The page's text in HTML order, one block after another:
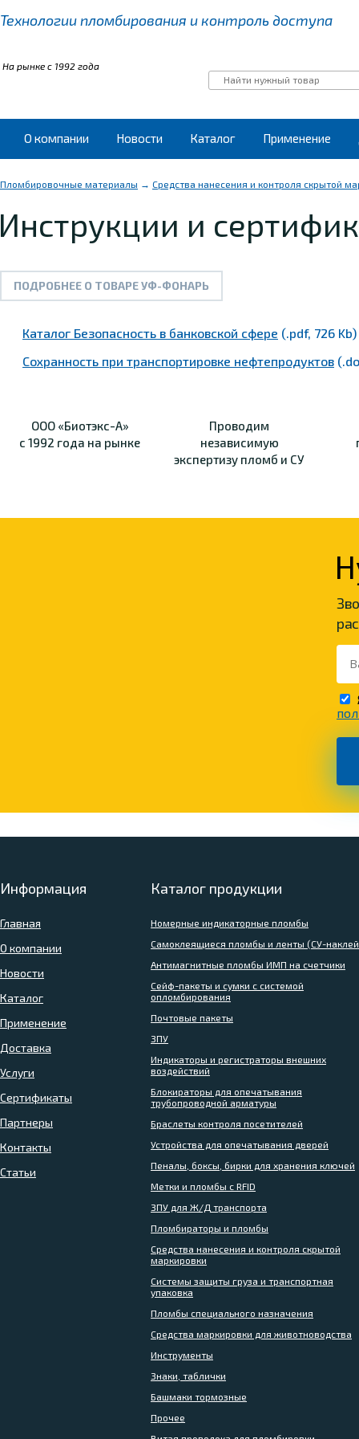
Технологии пломбирования и контроль доступа
На рынке с 1992 года
О компании Новости Каталог Применение
Пломбировочные материалы → Средства нанесения и контроля скрытой
и
ПОДРОБНЕЕ О ТОВАРЕ УФ-ФОНАРЬ
Каталог Безопасность в банковской сфере (.pdf, 726 Kb)
Сохранность при транспортировке нефтепродуктов
ООО «Биотэкс-А»
с 1992 года на рынке
Проводим
независимую
экспертизу пломб и СУ
Информация
Главная
О компании
Новости
Каталог
Применение
Доставка
Услуги
Сертификаты
Партнеры
Контакты
Статьи
Каталог продукции
Номерные индикаторные пломбы
Самоклеящиеся пломбы и ленты (СУ-
Антимагнитные пломбы ИМП на счетчики
Сейф-пакеты и сумки с системой
опломбирования
Почтовые пакеты
ЗПУ
Индикаторы и регистраторы внешних
воздействий
Блокираторы для опечатывания
трубопроводной арматуры
Браслеты контроля посетителей
Устройства для опечатывания дверей
Пеналы, боксы, бирки для хранения ключей
Метки и пломбы с RFID
ЗПУ для Ж/Д транспорта
Пломбираторы и пломбы
Средства нанесения и контроля скрытой
маркировки
Системы защиты груза и транспортная
упаковка
Пломбы специального назначения
Средства маркировки для животноводства
Инструменты
Знаки, таблички
Башмаки тормозные
Прочее